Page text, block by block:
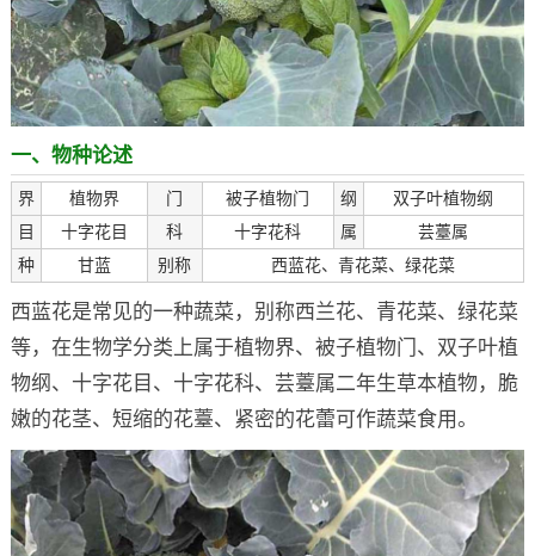
一、物种论述
界 植物界 门 被子植物门 纲
双子叶植物纲
目
十字花目 科 十字花科 属
芸薹属
种
甘蓝 别称 西蓝花、青花菜、绿花菜
西蓝花是常见的一种蔬菜，别称西兰花、青花菜、绿花菜
等，在生物学分类上属于植物界、被子植物门、双子叶植
物纲、十字花目、十字花科、芸薹属二年生草本植物，脆
嫩的花茎、短缩的花薹、紧密的花蕾可作蔬菜食用。